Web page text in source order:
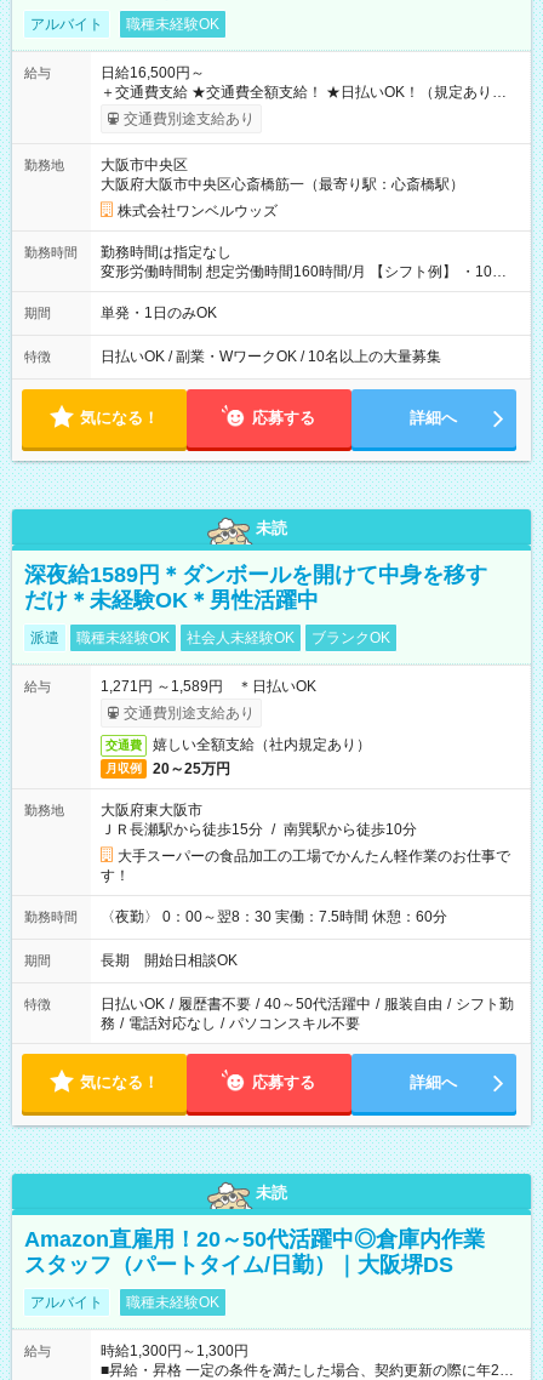
アルバイト 職種未経験OK
給与
日給16,500円～
＋交通費支給 ★交通費全額支給！ ★日払いOK！（規定あり） ┗
働いたその日に現金GET♪ お仕事後はコンビニATMから 日払
交通費別途支給あり
勤務地
大阪市中央区
大阪府大阪市中央区心斎橋筋一（最寄り駅：心斎橋駅）
株式会社ワンベルウッズ
勤務時間
勤務時間は指定なし
変形労働時間制 想定労働時間160時間/月 【シフト例】 ・10：
00～20：00
期間 単発・1日のみOK
特徴 日払いOK / 副業・WワークOK / 10名以上の大量募集
気になる！ 応募する 詳細へ
未読
深夜給1589円＊ダンボールを開けて中身を移す
だけ＊未経験OK＊男性活躍中
派遣 職種未経験OK 社会人未経験OK ブランクOK
給与
1,271円 ～1,589円 ＊日払いOK
交通費別途支給あり
交通費 嬉しい全額支給（社内規定あり）
月収例 20～25万円
勤務地
大阪府東大阪市
ＪＲ長瀬駅から徒歩15分 / 南巽駅から徒歩10分
大手スーパーの食品加工の工場でかんたん軽作業のお仕事で
す！
勤務時間 〈夜勤〉 0：00～翌8：30 実働：7.5時間 休憩：60分
期間 長期 開始日相談OK
特徴 日払いOK / 履歴書不要 / 40～50代活躍中 / 服装自由 / シフト勤
務 / 電話対応なし / パソコンスキル不要
気になる！ 応募する 詳細へ
未読
Amazon直雇用！20～50代活躍中◎倉庫内作業
スタッフ（パートタイム/日勤）｜大阪堺DS
アルバイト 職種未経験OK
給与
時給1,300円～1,300円
■昇給・昇格 一定の条件を満たした場合、契約更新の際に年2回